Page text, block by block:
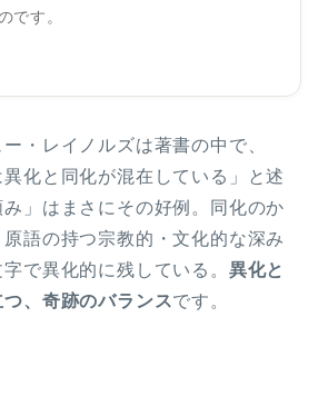
です。
・レイノルズは著書の中で、
異化と同化が混在している」と述
」はまさにその好例。同化のか
語の持つ宗教的・文化的な深み
で異化的に残している。 異化と
、奇跡のバランスです。